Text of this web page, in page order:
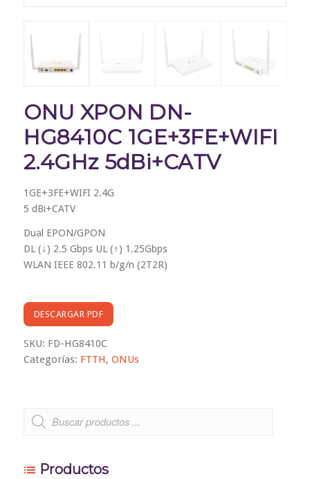
ONU XPON DN-
HG8410C 1GE+3FE+WIFI
2.4GHz 5dBi+CATV
1GE+3FE+WIFI 2.4G
5 dBi+CATV
Dual EPON/GPON
DL (↓) 2.5 Gbps UL (↑) 1.25Gbps
WLAN IEEE 802.11 b/g/n (2T2R)
DESCARGAR PDF
SKU: FD-HG8410C
Categorías: FTTH, ONUs
Productos